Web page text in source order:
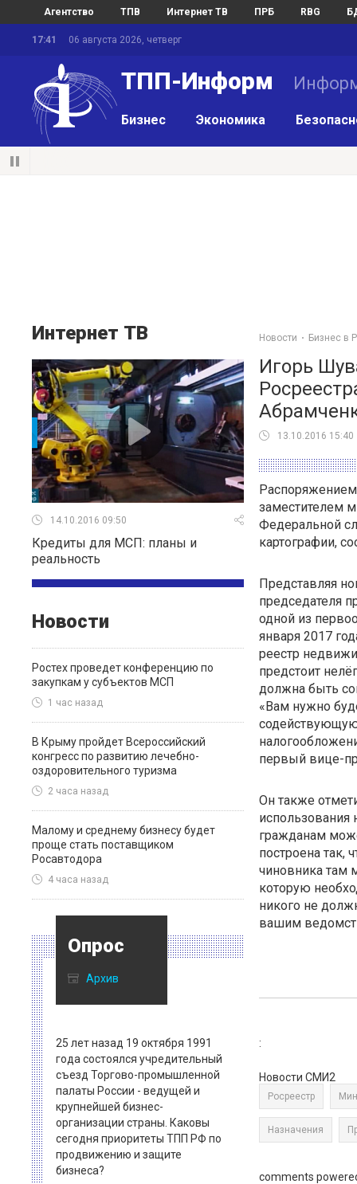
Агентство ТПВ Интернет ТВ ПРБ RBG
17:41 06 августа 2026, четверг
ТПП-Информ
Бизнес Экономика
Интернет ТВ
14.10.2016 09:50
Кредиты для МСП: планы и
реальность
Новости
Ростех проведет конференцию по
закупкам у субъектов МСП
1 час назад
В Крыму пройдет Всероссийский
конгресс по развитию лечебно-
оздоровительного туризма
2 часа назад
Малому и среднему бизнесу будет
проще стать поставщиком
Росавтодора
4 часа назад
Опрос
Архив
25 лет назад 19 октября 1991
года состоялся учредительный
съезд Торгово-промышленной
палаты России - ведущей и
крупнейшей бизнес-
организации страны. Каковы
сегодня приоритеты ТПП РФ по
продвижению и защите
бизнеса?
Новости Бизнес в
Игорь
13.10.2016 15:40
Распоряжением
заместителем
Федеральной
картографии,
Представляя
председателя
одной из
января 2017
реестр
предстоит
должна быть
«Вам нужно
первый вице-
Он также
использования
гражданам
построена так,
чиновника там
которую
никого не
вашим
:
Новости СМИ2
Росреестр
Назначения
comments